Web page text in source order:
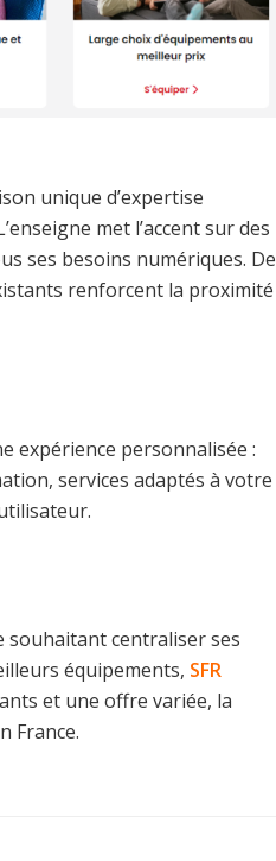
unique d’expertise
met l’accent sur des
ses besoins numériques. De
renforcent la proximité
expérience personnalisée :
services adaptés à votre
souhaitant centraliser ses
équipements, SFR
et une offre variée, la
France.